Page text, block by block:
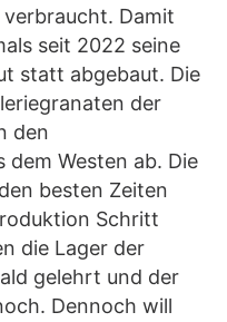
Damit
seit 2022 seine
statt abgebaut. Die
der
den
dem Westen ab. Die
besten Zeiten
Schritt
die Lager der
gelehrt und der
Dennoch will